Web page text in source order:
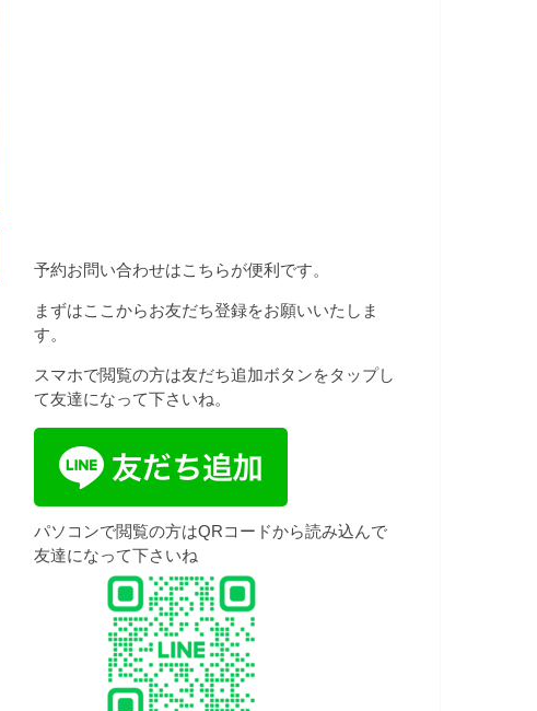
予約お問い合わせはこちらが便利です。
まずはここからお友だち登録をお願いいたしま
す。
スマホで閲覧の方は友だち追加ボタンをタップし
て友達になって下さいね。
パソコンで閲覧の方はQRコードから読み込んで
友達になって下さいね